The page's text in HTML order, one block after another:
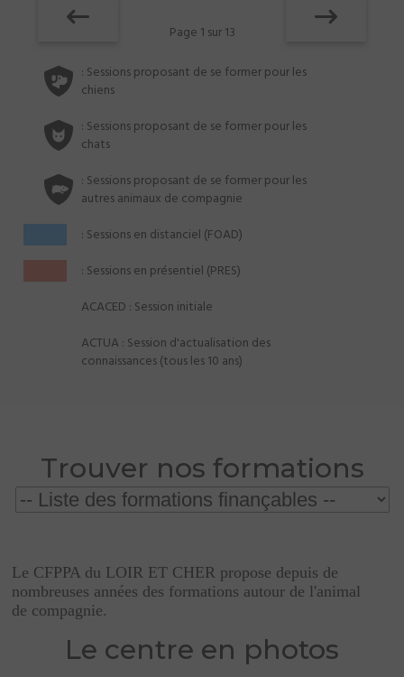
Page 1 sur 13
: Sessions proposant de se former pour les
chiens
: Sessions proposant de se former pour les
chats
: Sessions proposant de se former pour les
autres animaux de compagnie
: Sessions en distanciel (FOAD)
: Sessions en présentiel (PRES)
ACACED : Session initiale
ACTUA : Session d'actualisation des
connaissances (tous les 10 ans)
Trouver nos formations
directement sur le CPF
Le CFPPA du LOIR ET CHER propose depuis de
nombreuses années des formations autour de l'animal
de compagnie.
Le centre en photos